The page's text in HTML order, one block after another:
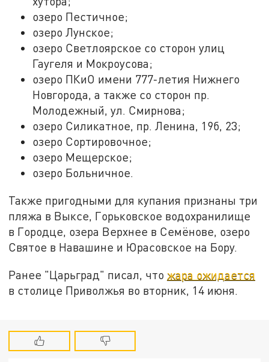
озеро Пестичное;
озеро Лунское;
озеро Светлоярское со сторон улиц
Гаугеля и Мокроусова;
озеро ПКиО имени 777-летия Нижнего
Новгорода, а также со сторон пр.
Молодежный, ул. Смирнова;
озеро Силикатное, пр. Ленина, 19б, 23;
озеро Сортировочное;
озеро Мещерское;
озеро Больничное.
Также пригодными для купания признаны три
пляжа в Выксе, Горьковское водохранилище
в Городце, озера Верхнее в Семёнове, озеро
Святое в Навашине и Юрасовское на Бору.
Ранее "Царьград" писал, что жара ожидается
в столице Приволжья во вторник, 14 июня.